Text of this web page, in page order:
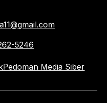
5246
Pedoman Media Siber